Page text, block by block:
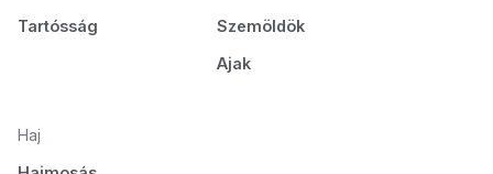
Tartósság
Szemöldök
Ajak
Haj